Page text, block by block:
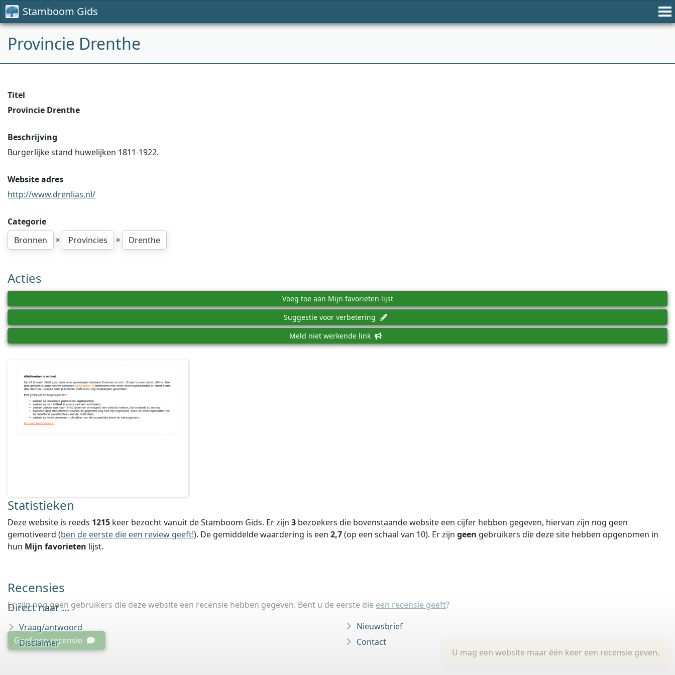
Stamboom Gids
Provincie Drenthe
Titel
Provincie Drenthe
Beschrijving
Burgerlijke stand huwelijken 1811-1922.
Website adres
http://www.drenlias.nl/
Categorie
Bronnen
» Provincies » Drenthe
Acties
Voeg toe aan Mijn favorieten lijst
Suggestie voor verbetering
Meld niet werkende link
Statistieken
Deze website is reeds 1215 keer bezocht vanuit de Stamboom Gids. Er zijn 3 bezoekers die bovenstaande website een cijfer hebben gegeven, hiervan zijn nog geen
gemotiveerd (ben de eerste die een review geeft!). De gemiddelde waardering is een 2,7(op een schaal van 10). Er zijn geen gebruikers die deze site hebben opgenomen in
hun Mijn favorieten lijst.
Recensies
Er zijn nog geen gebruikers die deze website een recensie hebben gegeven. Bent u de eerste die een recensie geeft?
U mag een website maar één keer een recensie geven.
Geef een recensie
Direct naar ...
Vraag/antwoord
Disclaimer
Nieuwsbrief
Contact